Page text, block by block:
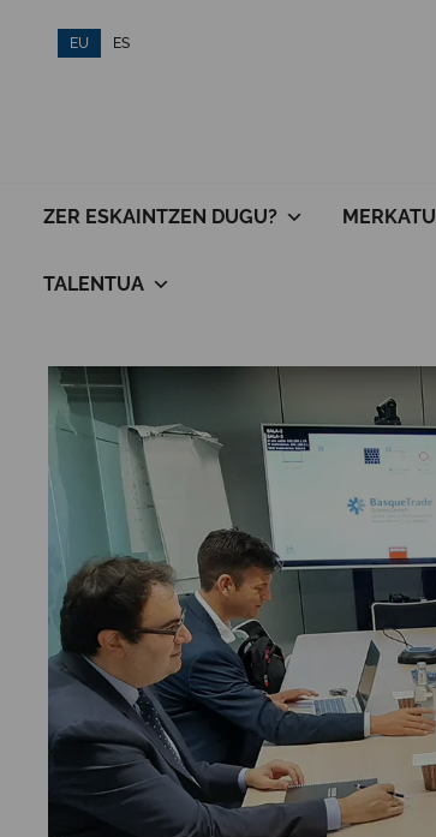
EU ES
ZER ESKAINTZEN DUGU?
TALENTUA